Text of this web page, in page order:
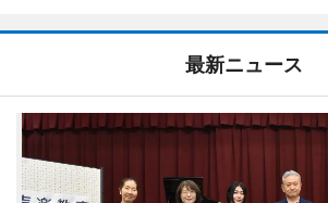
最新ニュース